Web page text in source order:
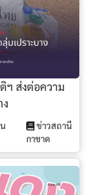
ฯ ส่งต่อความ
ข่าวสถานี
กาชาด